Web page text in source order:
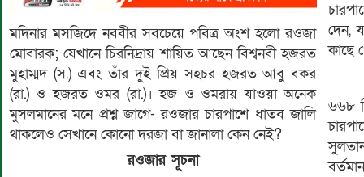
মদিনার মসজিদে নববীর সবচেয়ে পবিত্র অংশ হলো রওজা
মোবারক; যেখানে চিরনিদ্রায় শায়িত আছেন বিশ্বনবী হজরত
মুহাম্মদ (স.) এবং তাঁর দুই প্রিয় সহচর হজরত আবু বকর
(রা.) ও হজরত ওমর (রা.)। হজ ও ওমরায় যাওয়া অনেক
মুসলমানের মনে প্রশ্ন জাগে- রওজার চারপাশে ধাতব জালি
থাকলেও সেখানে কোনো দরজা বা জানালা কেন নেই?
রওজার সূচনা
দেন,
কাছে
৬৬৮